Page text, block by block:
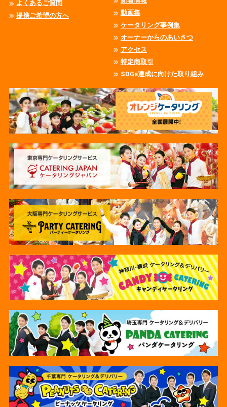
よくあるご質問
提携ご希望の方へ
動画集
ケータリング事例集
オーナーからのあいさつ
アクセス
特定商取引
SDGs達成に向けた取り組み